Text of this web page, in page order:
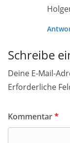
Schreibe
Deine E-Mail-
Erforderliche
Kommentar*